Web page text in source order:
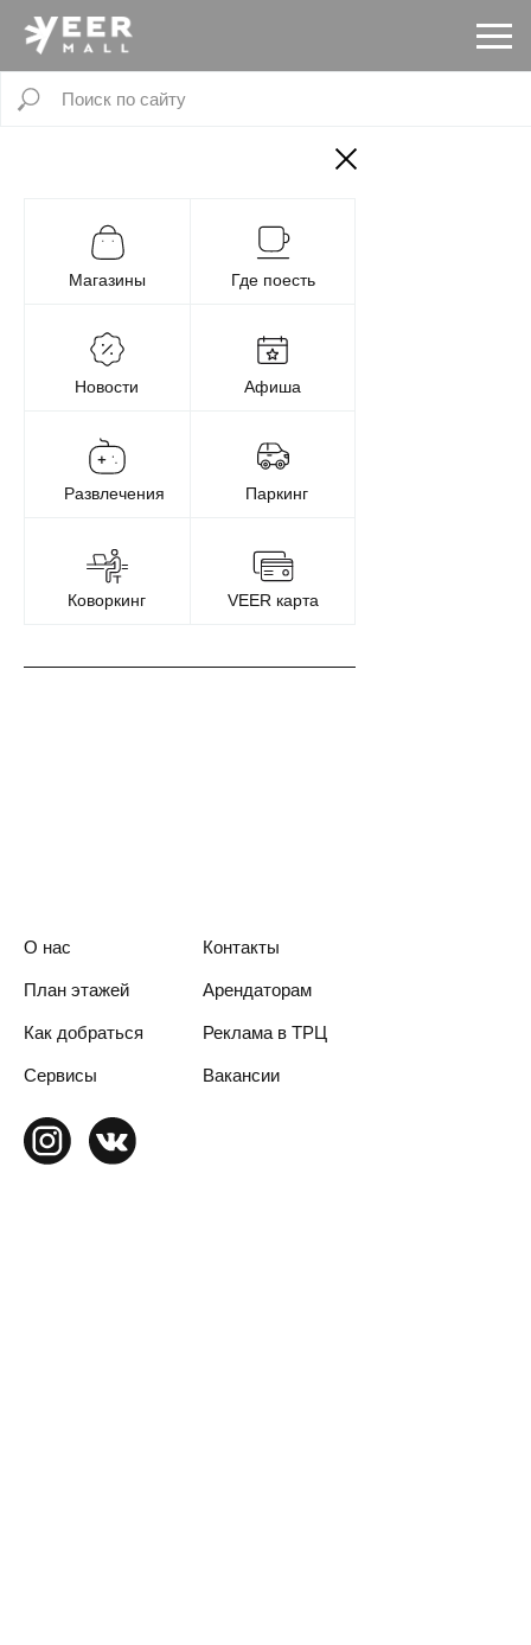
Магазины Где поесть
Новости
Паркинг
Афиша
Развлечения
О нас
План этажей
Как добраться
Арендаторам
Контакты
Реклама в ТРЦ
VEER карта
Коворкинг
Сервисы Вакансии